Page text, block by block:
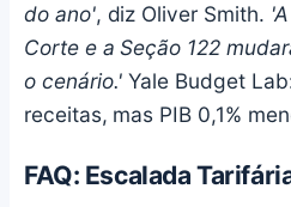
do ano', diz Oliver Smith.
Corte e a Seção 122
o cenário.' Yale Budget
receitas, mas PIB 0,1%
FAQ: Escalada